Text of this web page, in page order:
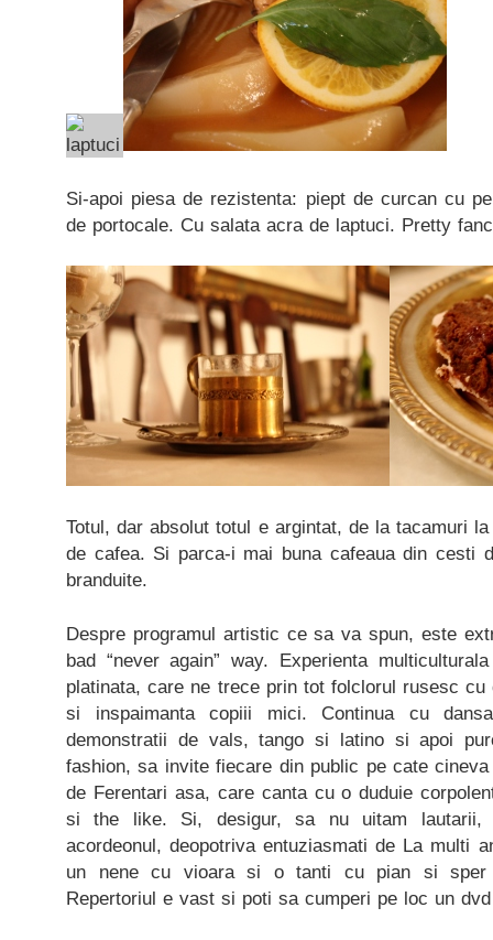
Si-apoi piesa de rezistenta: piept de curcan cu
de portocale. Cu salata acra de laptuci. Pretty
Totul, dar absolut totul e argintat, de la tacamuri
de cafea. Si parca-i mai buna cafeaua din cesti
branduite.
Despre programul artistic ce sa va spun, este
bad “never again” way. Experienta
platinata, care ne trece prin tot folclorul rusesc
si inspaimanta copiii mici. Continua cu
demonstratii de vals, tango si latino si apoi
fashion, sa invite fiecare din public pe cate
de Ferentari asa, care canta cu o duduie
si the like. Si, desigur, sa nu uitam
acordeonul, deopotriva entuziasmati de La multi
un nene cu vioara si o tanti cu pian si sper
Repertoriul e vast si poti sa cumperi pe loc un